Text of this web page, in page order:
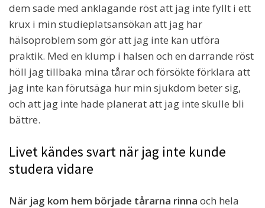
dem sade med anklagande röst att jag inte fyllt i ett
krux i min studieplatsansökan att jag har
hälsoproblem som gör att jag inte kan utföra
praktik. Med en klump i halsen och en darrande röst
höll jag tillbaka mina tårar och försökte förklara att
jag inte kan förutsäga hur min sjukdom beter sig,
och att jag inte hade planerat att jag inte skulle bli
bättre.
Livet kändes svart när jag inte kunde
studera vidare
När jag kom hem började tårarna rinna och hela